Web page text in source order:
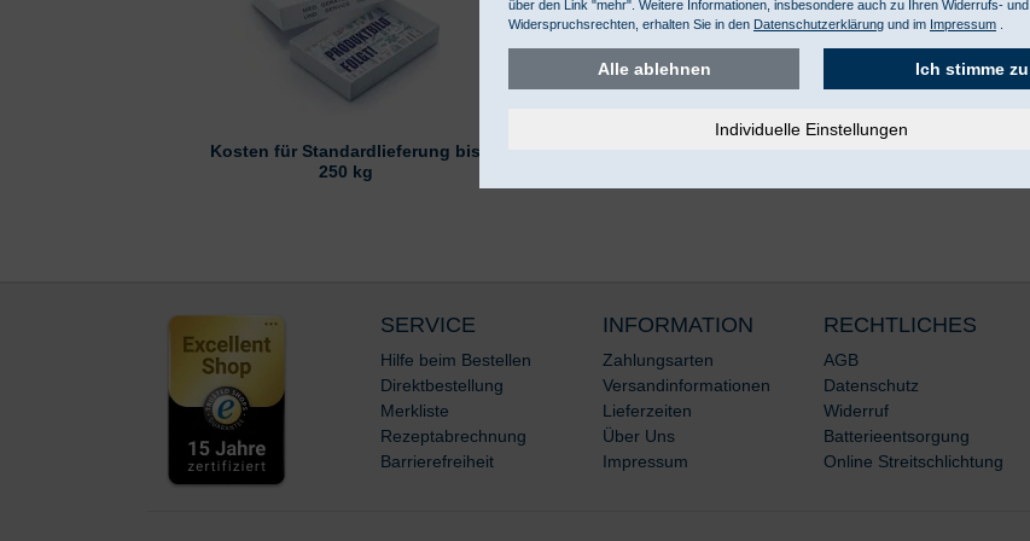
Kosten für Standardlieferung bis
250 kg
SERVICE
Hilfe beim Bestellen
Direktbestellung
Merkliste
Rezeptabrechnung
Barrierefreiheit
INFORMATION
Zahlungsarten
Versandinformationen
Lieferzeiten
Über Uns
Impressum
RECHTLICHES
AGB
Datenschutz
Widerruf
Batterieentsorgung
Online Streitschlichtung
über den Link "mehr". Weitere Informationen, insbesondere auch zu Ihren Widerrufs- und
Widerspruchsrechten, erhalten Sie in den Datenschutzerklärung und im Impressum
Ich stimme zu
Alle ablehnen